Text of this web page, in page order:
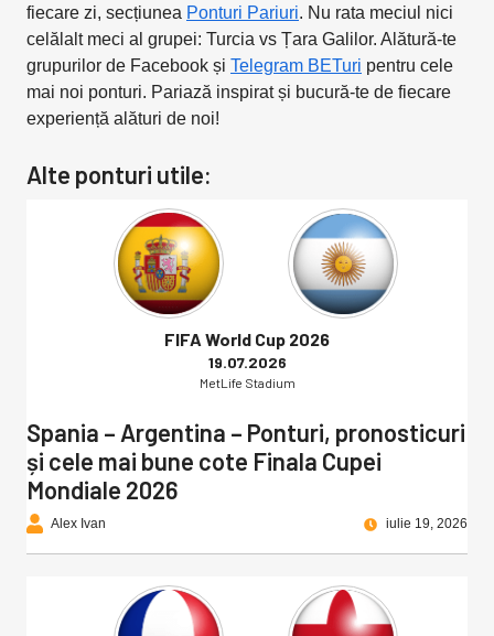
fiecare zi, secțiunea Ponturi Pariuri. Nu rata meciul nici
celălalt meci al grupei: Turcia vs Țara Galilor. Alătură-te
grupurilor de Facebook și Telegram BETuri pentru cele
mai noi ponturi. Pariază inspirat și bucură-te de fiecare
experiență alături de noi!
Alte ponturi utile:
FIFA World Cup 2026
19.07.2026
MetLife Stadium
Spania – Argentina – Ponturi, pronosticuri
și cele mai bune cote Finala Cupei
Mondiale 2026
Alex Ivan iulie 19, 2026